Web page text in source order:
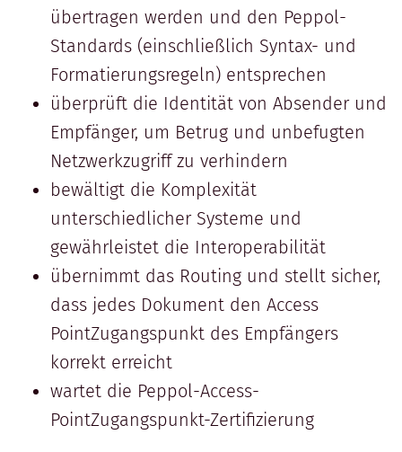
übertragen werden und den Peppol-
Standards (einschließlich Syntax- und
Formatierungsregeln) entsprechen
überprüft die Identität von Absender und
Empfänger, um Betrug und unbefugten
Netzwerkzugriff zu verhindern
bewältigt die Komplexität
unterschiedlicher Systeme und
gewährleistet die Interoperabilität
übernimmt das Routing und stellt sicher,
dass jedes Dokument den Access
PointZugangspunkt des Empfängers
korrekt erreicht
wartet die Peppol-Access-
PointZugangspunkt-Zertifizierung